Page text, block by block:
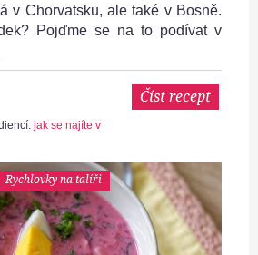
v Chorvatsku, ale také v Bosně.
Pojďme se na to podívat v
Číst recept
jak se najíte v
Rychlovky na talíři